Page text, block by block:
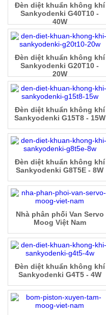
Đèn diệt khuẩn không khí
Sankyodenki G40T10 -
40W
Đèn diệt khuẩn không khí
Sankyodenki G20T10 -
20W
Đèn diệt khuẩn không khí
Sankyodenki G15T8 - 15W
Đèn diệt khuẩn không khí
Sankyodenki G8T5E - 8W
Nhà phân phối Van Servo
Moog Việt Nam
Đèn diệt khuẩn không khí
Sankyodenki G4T5 - 4W